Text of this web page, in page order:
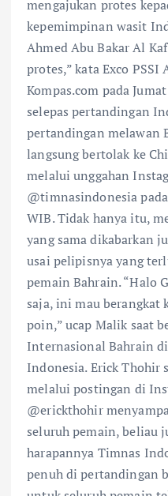
mengajukan protes
kepemimpinan wasit
Ahmed Abu Bakar Al
protes,” kata Exco
Kompas.com pada
selepas pertandingan
pertandingan melawan
langsung bertolak ke
melalui unggahan
@timnasindonesia
WIB. Tidak hanya itu,
yang sama dikabarkan
usai pelipisnya yang
pemain Bahrain. “Halo
saja, ini mau berangkat
poin,” ucap Malik saat
Internasional Bahrain
Indonesia. Erick Thohir
melalui postingan di
@erickthohir
seluruh pemain, beliau
harapannya Timnas
penuh di pertandingan